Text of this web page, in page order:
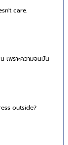
care.
เพราะความจนมัน
outside?